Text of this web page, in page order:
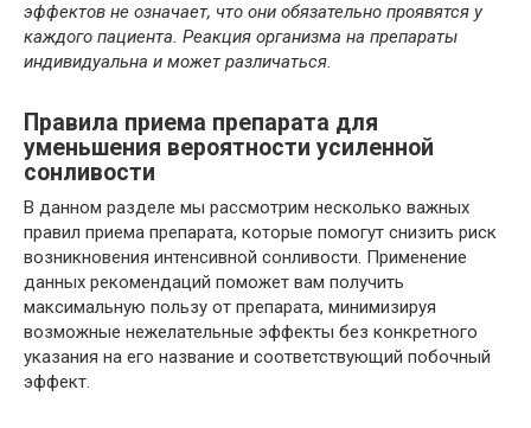
эффектов не означает, что они обязательно проявятся у
каждого пациента. Реакция организма на препараты
индивидуальна и может различаться.
Правила приема препарата для
уменьшения вероятности усиленной
сонливости
В данном разделе мы рассмотрим несколько важных
правил приема препарата, которые помогут снизить риск
возникновения интенсивной сонливости. Применение
данных рекомендаций поможет вам получить
максимальную пользу от препарата, минимизируя
возможные нежелательные эффекты без конкретного
указания на его название и соответствующий побочный
эффект.